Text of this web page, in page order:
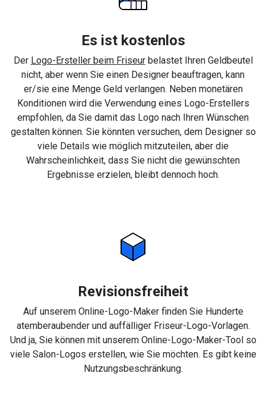
Es ist kostenlos
Der Logo-Ersteller beim Friseurbelastet Ihren Geldbeutel
nicht, aber wenn Sie einen Designer beauftragen, kann
er/sie eine Menge Geld verlangen. Neben monetären
Konditionen wird die Verwendung eines Logo-Erstellers
empfohlen, da Sie damit das Logo nach Ihren Wünschen
gestalten können. Sie könnten versuchen, dem Designer so
viele Details wie möglich mitzuteilen, aber die
Wahrscheinlichkeit, dass Sie nicht die gewünschten
Ergebnisse erzielen, bleibt dennoch hoch.
Revisionsfreiheit
Auf unserem Online-Logo-Maker finden Sie Hunderte
atemberaubender und auffälliger Friseur-Logo-Vorlagen.
Und ja, Sie können mit unserem Online-Logo-Maker-Tool so
viele Salon-Logos erstellen, wie Sie möchten. Es gibt keine
Nutzungsbeschränkung.